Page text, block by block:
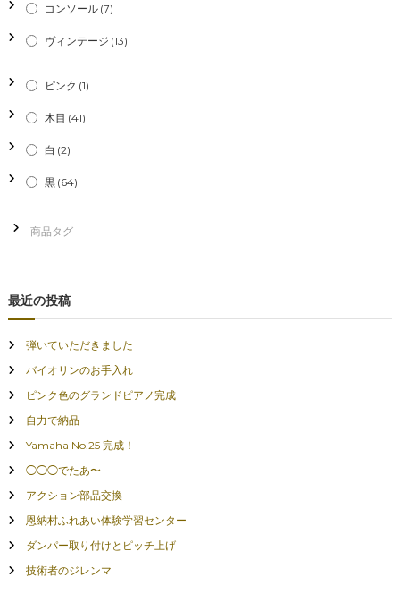
ョ
コンソール (7)
ヴィンテージ (13)
ピンク (1)
木目 (41)
白 (2)
黒 (64)
最近の投稿
弾いていただきました
バイオリンのお手入れ
ピンク色のグランドピアノ完成
自力で納品
Yamaha No.25 完成！
◯◯◯でたあ〜
アクション部品交換
恩納村ふれあい体験学習センター
ダンパー取り付けとピッチ上げ
技術者のジレンマ